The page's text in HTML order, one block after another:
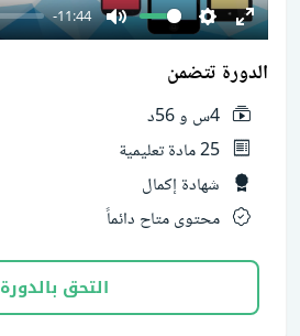
-11:44
Mute Settings
Enter
الدورة تتضمن
شهادة إكمال
محتوى متاح دائماً
التحق بالدورة